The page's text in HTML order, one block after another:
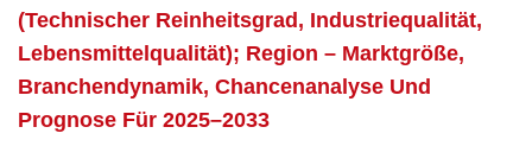
(Technischer Reinheitsgrad, Industriequalität,
Lebensmittelqualität); Region – Marktgröße,
Branchendynamik, Chancenanalyse Und
Prognose Für 2025–2033